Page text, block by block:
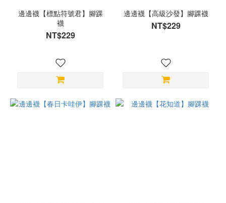
邊邊襪【標點符號君】腳踝
襪
NT$229
邊邊襪【高級沙發】腳踝襪
NT$229